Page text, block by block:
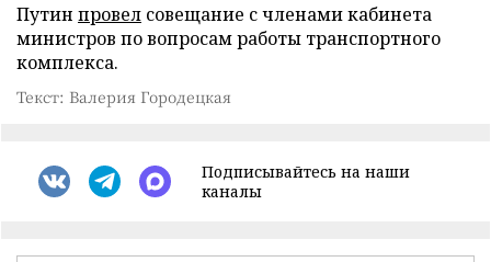
Путин провел совещание с членами кабинета
министров по вопросам работы транспортного
комплекса.
Текст: Валерия Городецкая
Подписывайтесь на наши
каналы